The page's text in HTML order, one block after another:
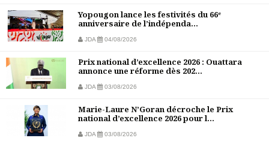
Yopougon lance les festivités du 66ᵉ
anniversaire de l’indépenda...
JDA 04/08/2026
Prix national d’excellence 2026 : Ouattara
annonce une réforme dès 202...
JDA 03/08/2026
Marie-Laure N’Goran décroche le Prix
national d’excellence 2026 pour l...
JDA 03/08/2026